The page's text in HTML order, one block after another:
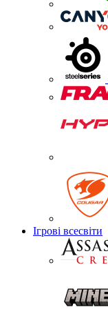
Ігрові всесвіти